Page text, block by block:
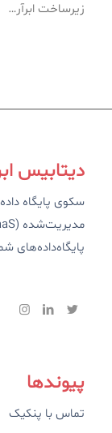
زیرساخت ابرآر…
دیتابیس
سکوی پایگاه
پایگاه‌داده‌های
پیوندها
تماس با پنکیک